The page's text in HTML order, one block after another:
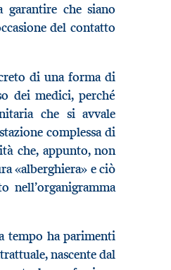
che siano
del contatto
di una forma di
dei medici, perché
che si avvale
complessa di
che, appunto, non
«alberghiera» e ciò
tempo ha parimenti
nascente dal